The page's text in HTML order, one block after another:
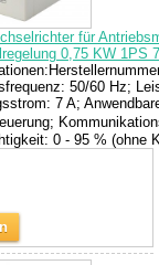
für
0,75 KW 1PS
50/60 Hz;
7 A;
0 - 95 % (ohne